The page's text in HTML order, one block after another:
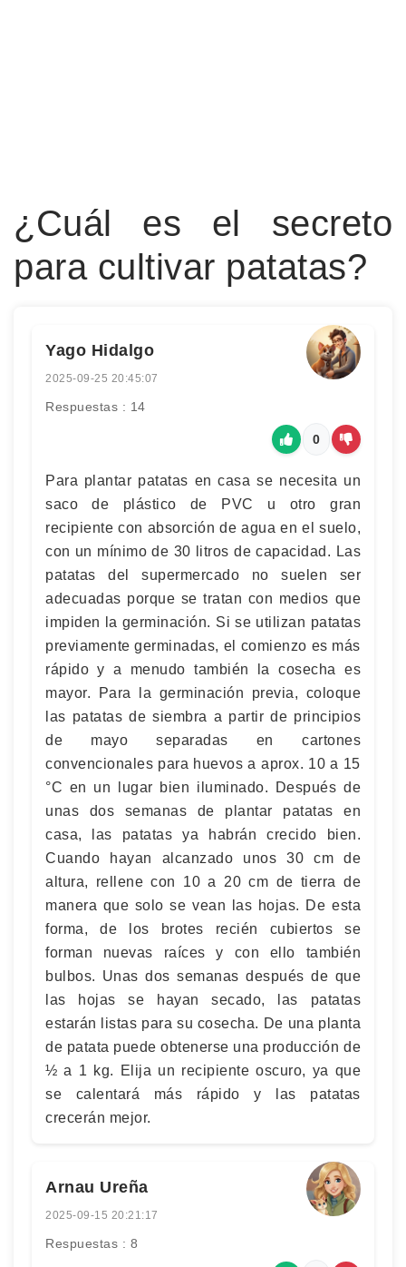
¿Cuál es el secreto
para cultivar patatas?
Yago Hidalgo
2025-09-25 20:45:07
Respuestas : 14
0
Para plantar patatas en casa se necesita un
saco de plástico de PVC u otro gran
recipiente con absorción de agua en el suelo,
con un mínimo de 30 litros de capacidad. Las
patatas del supermercado no suelen ser
adecuadas porque se tratan con medios que
impiden la germinación. Si se utilizan patatas
previamente germinadas, el comienzo es más
rápido y a menudo también la cosecha es
mayor. Para la germinación previa, coloque
las patatas de siembra a partir de principios
de mayo separadas en cartones
convencionales para huevos a aprox. 10 a 15
°C en un lugar bien iluminado. Después de
unas dos semanas de plantar patatas en
casa, las patatas ya habrán crecido bien.
Cuando hayan alcanzado unos 30 cm de
altura, rellene con 10 a 20 cm de tierra de
manera que solo se vean las hojas. De esta
forma, de los brotes recién cubiertos se
forman nuevas raíces y con ello también
bulbos. Unas dos semanas después de que
las hojas se hayan secado, las patatas
estarán listas para su cosecha. De una planta
de patata puede obtenerse una producción de
½ a 1 kg. Elija un recipiente oscuro, ya que
se calentará más rápido y las patatas
crecerán mejor.
Arnau Ureña
2025-09-15 20:21:17
Respuestas : 8